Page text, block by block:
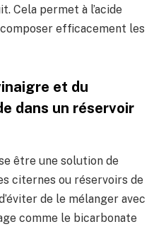
Cela permet à l’acide
efficacement les
et du
dans un réservoir
être une solution de
citernes ou réservoirs de
de le mélanger avec
comme le bicarbonate